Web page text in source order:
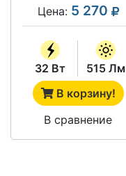
Цена: 5 270
32 Вт
515 Лм
В корзину!
В сравнение